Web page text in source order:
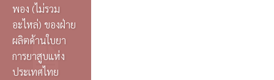
พอง (ไม่รวม
อะไหล่) ของฝ่าย
ผลิตด้านใบยา
การยาสูบแห่ง
ประเทศไทย